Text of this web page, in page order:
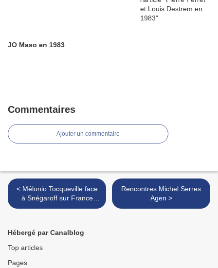
JO Maso en 1983
Commentaires
Ajouter un commentaire
< Mélonio Tocqueville face
à Snégaroff sur France
Inter (2)
Rencontres Michel Serres
Agen >
Hébergé par Canalblog
Top articles
Pages